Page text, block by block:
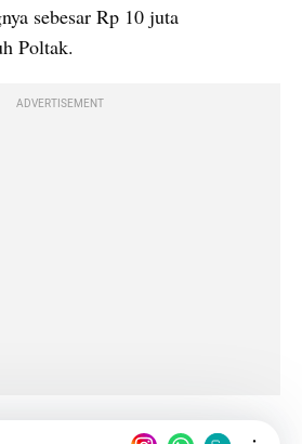
sebesar Rp 10 juta
Poltak.
ADVERTISEMENT